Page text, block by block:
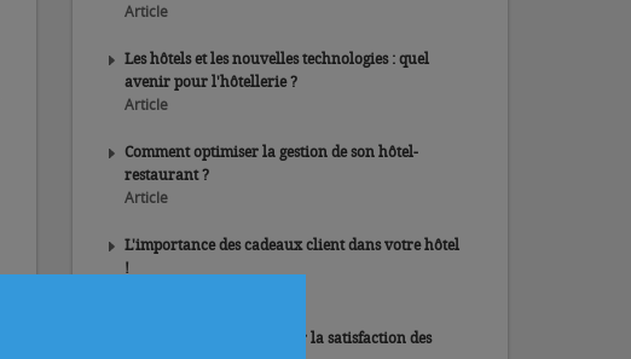
Article
Les hôtels et les nouvelles technologies : quel
avenir pour l'hôtellerie ?
Article
Comment optimiser la gestion de son hôtel-
restaurant ?
Article
L'importance des cadeaux client dans votre hôtel
!
5 conseils pour augmenter la satisfaction des